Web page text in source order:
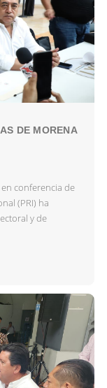
DE MORENA
conferencia de
(PRI) ha
y de